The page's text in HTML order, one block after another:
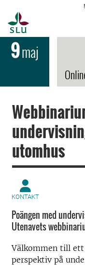
9maj
utomhus
KONTAKT
Poängen med
Utenavets
Välkommen till ett
perspektiv på